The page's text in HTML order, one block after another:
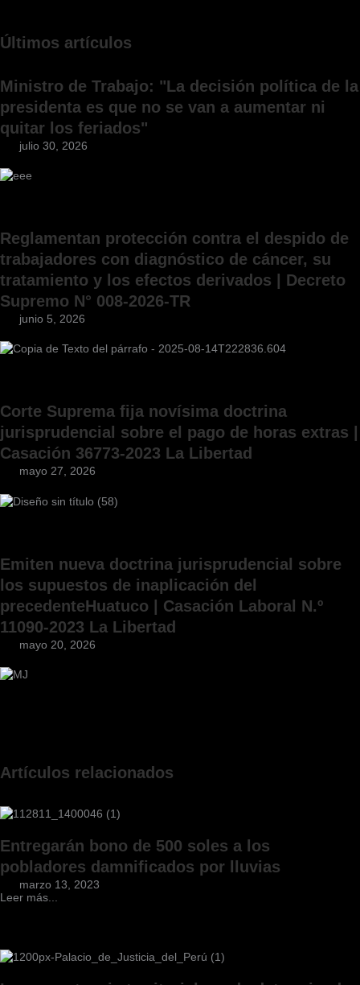
Últimos artículos
Ministro de Trabajo: "La decisión política de la
presidenta es que no se van a aumentar ni
quitar los feriados"
julio 30, 2026
Reglamentan protección contra el despido de
trabajadores con diagnóstico de cáncer, su
tratamiento y los efectos derivados | Decreto
Supremo N° 008-2026-TR
junio 5, 2026
Corte Suprema fija novísima doctrina
jurisprudencial sobre el pago de horas extras |
Casación 36773-2023 La Libertad
mayo 27, 2026
Emiten nueva doctrina jurisprudencial sobre
los supuestos de inaplicación del
precedenteHuatuco | Casación Laboral N.º
11090-2023 La Libertad
mayo 20, 2026
Artículos relacionados
Entregarán bono de 500 soles a los
pobladores damnificados por lluvias
marzo 13, 2023
Leer más...